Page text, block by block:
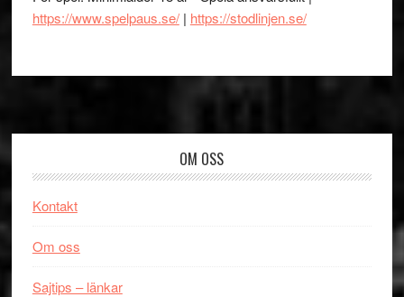
https://www.spelpaus.se/| https://stodlinjen.se/
OM OSS
Kontakt
Om oss
Sajtips – länkar